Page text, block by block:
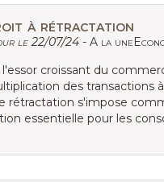
à rétractation
le 22/07/24 - A la
l'essor croissant du
des transactions
rétractation s'impose
essentielle pour les